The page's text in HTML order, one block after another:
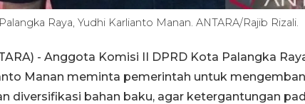
Raya, Yudhi Karlianto Manan. ANTARA/Rajib Rizali.
- Anggota Komisi II DPRD Kota Palangka
Manan meminta pemerintah untuk
diversifikasi bahan baku, agar ketergantungan